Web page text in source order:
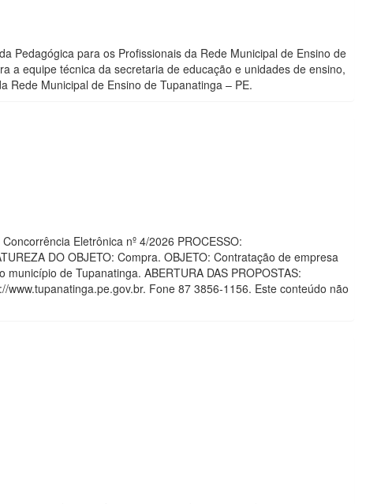
Pedagógica para os Profissionais da Rede Municipal de Ensino de
a equipe técnica da secretaria de educação e unidades de ensino,
Rede Municipal de Ensino de Tupanatinga – PE.
Eletrônica nº 4/2026 PROCESSO:
DO OBJETO: Compra. OBJETO: Contratação de empresa
de Tupanatinga. ABERTURA DAS PROPOSTAS:
Fone 87 3856-1156. Este conteúdo não